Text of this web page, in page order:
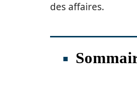
des affaires.